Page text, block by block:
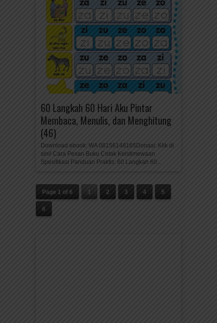
60 Langkah 60 Hari Aku Pintar
Membaca, Menulis, dan Menghitung
(46)
Download ebook: WA 08156148165Donasi: Klik di
sini! Cara Pesan Buku Cetak Keistimewaan
Spesifikasi Panduan Praktis: 60 Langkah 60...
Page 1 of 6 1 2 3 4 5
6